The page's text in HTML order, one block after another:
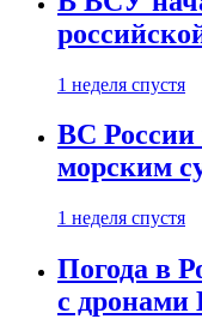
1 неделя спустя
ВС России
морским
1 неделя спустя
Погода в
с